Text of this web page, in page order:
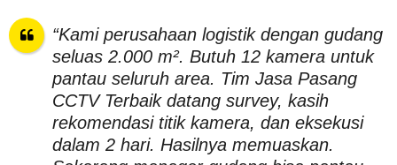
“Kami perusahaan logistik dengan gudang
seluas 2.000 m². Butuh 12 kamera untuk
pantau seluruh area. Tim Jasa Pasang
CCTV Terbaik datang survey, kasih
rekomendasi titik kamera, dan eksekusi
dalam 2 hari. Hasilnya memuaskan.